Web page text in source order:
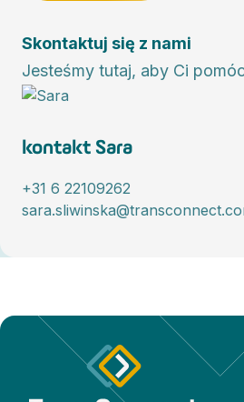
Skontaktuj się z nami
Jesteśmy tutaj, aby Ci
kontakt Sara
+31 6 22109262